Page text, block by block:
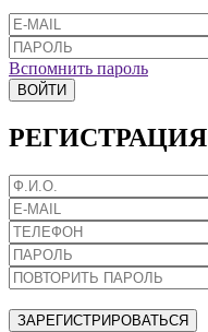
Вспомнить пароль
ВОЙТИ
РЕГИСТРАЦИЯ
ЗАРЕГИСТРИРОВАТЬСЯ